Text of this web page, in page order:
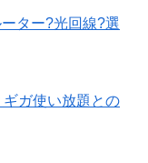
ター?光回線?選
ガ使い放題との